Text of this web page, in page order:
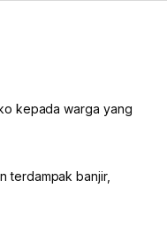
kepada warga yang
terdampak banjir,